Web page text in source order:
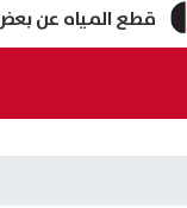
عن بعض المناطق